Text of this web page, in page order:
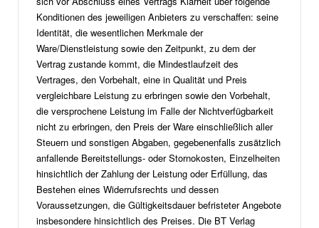
Konditionen des jeweiligen Anbieters zu verschaffen: seine
Identität, die wesentlichen Merkmale der
Ware/Dienstleistung sowie den Zeitpunkt, zu dem der
Vertrag zustande kommt, die Mindestlaufzeit des
Vertrages, den Vorbehalt, eine in Qualität und Preis
vergleichbare Leistung zu erbringen sowie den Vorbehalt,
die versprochene Leistung im Falle der Nichtverfügbarkeit
nicht zu erbringen, den Preis der Ware einschließlich aller
Steuern und sonstigen Abgaben, gegebenenfalls zusätzlich
anfallende Bereitstellungs- oder Stornokosten, Einzelheiten
hinsichtlich der Zahlung der Leistung oder Erfüllung, das
Bestehen eines Widerrufsrechts und dessen
Voraussetzungen, die Gültigkeitsdauer befristeter Angebote
insbesondere hinsichtlich des Preises. Die BT Verlag